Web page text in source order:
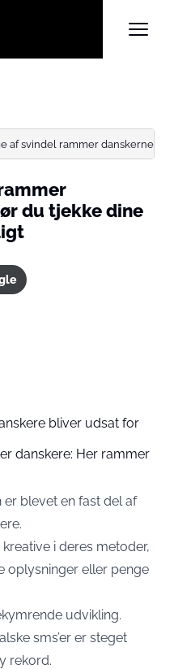
af svindel rammer danskerne:
du tjekke dine
bliver udsat for
danskere: Her rammer
blevet en fast del af
i deres metoder,
oplysninger eller penge
udvikling.
sms’er er steget
rekord.